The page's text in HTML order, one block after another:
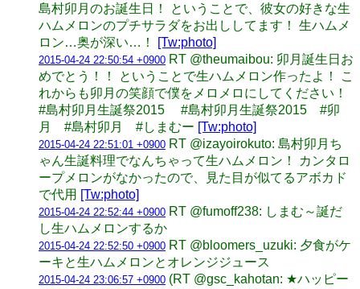
島村卯月のお誕生日！ ということで、彼女の好きな生
ハムメロンのプチサラダをお出ししてます！ 生ハムメ
ロン…奥が深い…！
[Tw:photo]
2015-04-24 22:50:54 +0900 RT @theumaibou: 卯月誕生日お
めでとう！！ ということで生ハムメロン作ったよ！ こ
れからも卯月の笑顔で僕をメロメロにしてください！
#島村卯月生誕祭2015 #島村卯月生誕祭2015 #卯
月 #島村卯月 #しまむー [Tw:photo]
2015-04-24 22:51:01 +0900 RT @izayoirokuto: 島村卯月ち
ゃん生誕料理でなんちゃって生ハムメロン！ カンタロ
ープメロンがなかったので、見た目が似てるアボカド
で代用 [Tw:photo]
2015-04-24 22:52:44 +0900 RT @fumoff238: しまむ～誕だ
し生ハムメロンするか
2015-04-24 22:52:50 +0900 RT @bloomers_uzuki: 夕食がケ
ーキと生ハムメロンとオレンジジュース
2015-04-24 23:06:57 +0900 (RT @gsc_kahotan: ★ハッピー